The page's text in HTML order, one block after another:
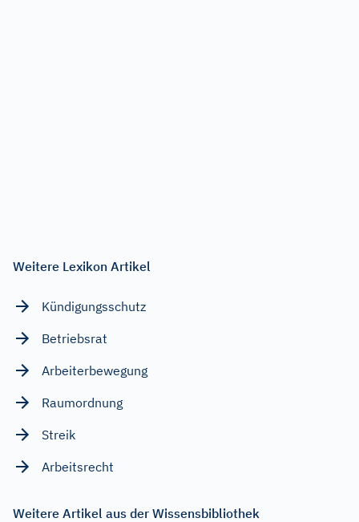
Weitere Lexikon Artikel
Kündigungsschutz
Betriebsrat
Arbeiterbewegung
Raumordnung
Streik
Arbeitsrecht
Weitere Artikel aus der Wissensbibliothek